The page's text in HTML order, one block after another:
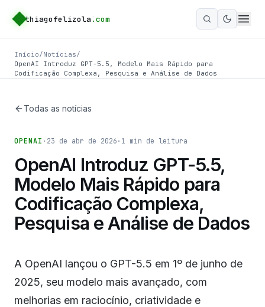
thiagofelizola .com
Ativar
Início/Notícias/
OpenAI Introduz GPT-5.5, Modelo Mais Rápido para
Codificação Complexa, Pesquisa e Análise de Dados
Todas as notícias
OPENAI · 23 de abr de 2026 · 1 min de leitura
OpenAI Introduz GPT-5.5,
Modelo Mais Rápido para
Codificação Complexa,
Pesquisa e Análise de Dados
A OpenAI lançou o GPT-5.5 em 1º de junho de
2025, seu modelo mais avançado, com
melhorias em raciocínio, criatividade e